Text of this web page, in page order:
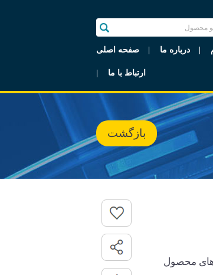
صفحه اصلی درباره ما
ارتباط با ما
بازگشت
محصول